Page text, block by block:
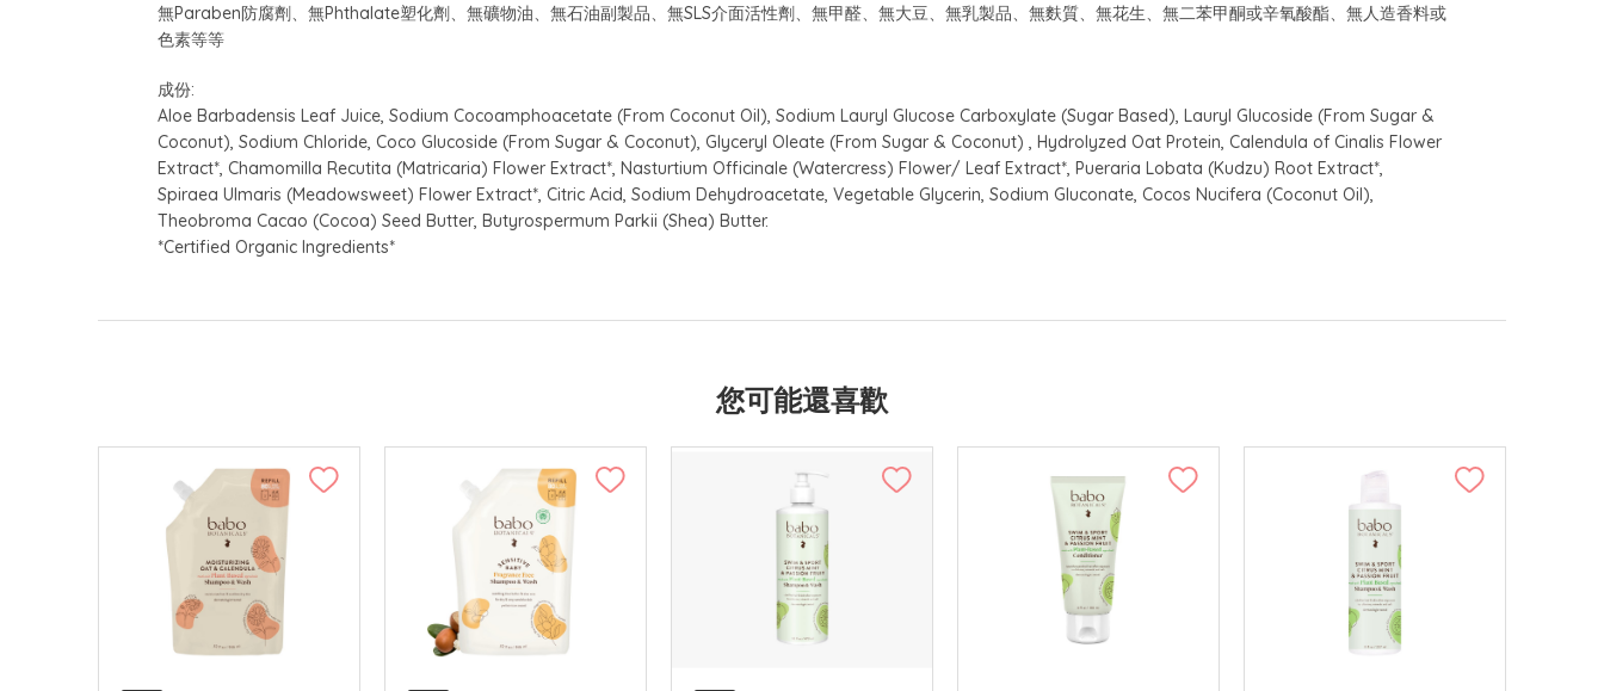
無Paraben防腐劑、無Phthalate塑化劑、無礦物油、無石油副製品、無SLS介面活性劑、無甲醛、無大豆、無乳製品、無麩質、無花生、無二苯甲酮或辛氧酸酯、無人造香料或
色素等等
成份:
Aloe Barbadensis Leaf Juice, Sodium Cocoamphoacetate (From Coconut Oil), Sodium Lauryl Glucose Carboxylate (Sugar Based), Lauryl Glucoside (From Sugar &
Coconut), Sodium Chloride, Coco Glucoside (From Sugar & Coconut), Glyceryl Oleate (From Sugar & Coconut) , Hydrolyzed Oat Protein, Calendula of Cinalis Flower
Extract*, Chamomilla Recutita (Matricaria) Flower Extract*, Nasturtium Officinale (Watercress) Flower/ Leaf Extract*, Pueraria Lobata (Kudzu) Root Extract*,
Spiraea Ulmaris (Meadowsweet) Flower Extract*, Citric Acid, Sodium Dehydroacetate, Vegetable Glycerin, Sodium Gluconate, Cocos Nucifera (Coconut Oil),
Theobroma Cacao (Cocoa) Seed Butter, Butyrospermum Parkii (Shea) Butter.
*Certified Organic Ingredients*
您可能還喜歡